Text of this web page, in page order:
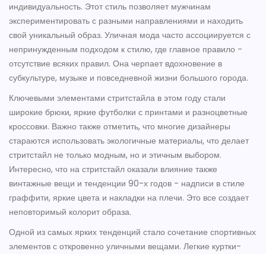
индивидуальность. Этот стиль позволяет мужчинам
экспериментировать с разными направлениями и находить
свой уникальный образ. Уличная мода часто ассоциируется с
непринужденным подходом к стилю, где главное правило -
отсутствие всяких правил. Она черпает вдохновение в
субкультуре, музыке и повседневной жизни большого города.
Ключевыми элементами стритстайла в этом году стали
широкие брюки, яркие футболки с принтами и разноцветные
кроссовки. Важно также отметить, что многие дизайнеры
стараются использовать экологичные материалы, что делает
стритстайл не только модным, но и этичным выбором.
Интересно, что на стритстайл оказали влияние также
винтажные вещи и тенденции 90-х годов - надписи в стиле
граффити, яркие цвета и накладки на плечи. Это все создает
неповторимый колорит образа.
Одной из самых ярких тенденций стало сочетание спортивных
элементов с откровенно уличными вещами. Легкие куртки-